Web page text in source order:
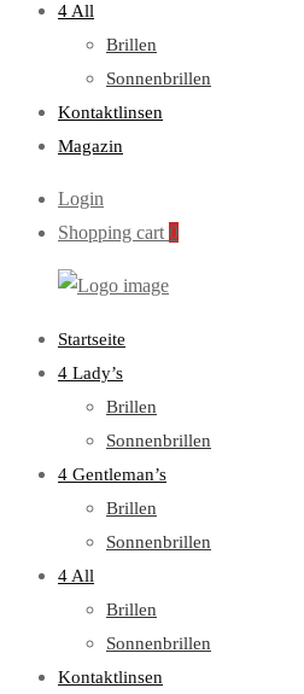
4 All
Brillen
Sonnenbrillen
Kontaktlinsen
Magazin
Login
Shopping cart 0
Primary
Menu
Startseite
4 Lady’s
Brillen
Sonnenbrillen
4 Gentleman’s
Brillen
Sonnenbrillen
4 All
Brillen
Sonnenbrillen
Kontaktlinsen